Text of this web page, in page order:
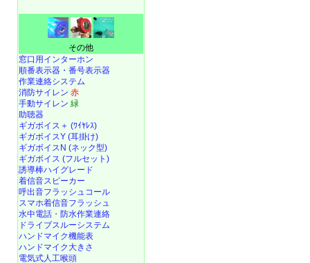
その他
窓口用インターホン
順番表示器・番号表示器
作業連絡システム
消防サイレン 赤
手動サイレン 緑
助聴器
ギガボイス＋ (ﾜｲﾔﾚｽ)
ギガボイスY (耳掛け)
ギガボイスN (ネック型)
ギガボイス (フルセット)
誘導棒ハイグレード
着信音スピーカー
呼出音フラッシュコール
スマホ着信音フラッシュ
水中電話 ・ 防水作業連絡
ドライブスルーシステム
ハンドマイク機能表
ハンドマイク大きさ
電気式人工喉頭